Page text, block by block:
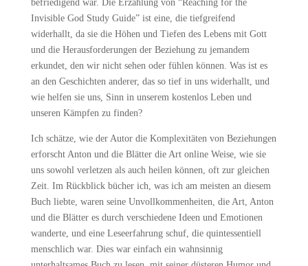
befriedigend war. Die Erzählung von “Reaching for the
Invisible God Study Guide” ist eine, die tiefgreifend
widerhallt, da sie die Höhen und Tiefen des Lebens mit Gott
und die Herausforderungen der Beziehung zu jemandem
erkundet, den wir nicht sehen oder fühlen können. Was ist es
an den Geschichten anderer, das so tief in uns widerhallt, und
wie helfen sie uns, Sinn in unserem kostenlos Leben und
unseren Kämpfen zu finden?
Ich schätze, wie der Autor die Komplexitäten von Beziehungen
erforscht Anton und die Blätter die Art online Weise, wie sie
uns sowohl verletzen als auch heilen können, oft zur gleichen
Zeit. Im Rückblick bücher ich, was ich am meisten an diesem
Buch liebte, waren seine Unvollkommenheiten, die Art, Anton
und die Blätter es durch verschiedene Ideen und Emotionen
wanderte, und eine Leseerfahrung schuf, die quintessentiell
menschlich war. Dies war einfach ein wahnsinnig